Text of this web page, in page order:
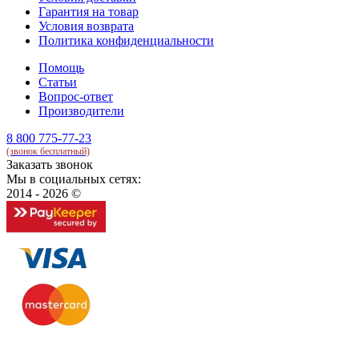
Гарантия на товар
Условия возврата
Политика конфиденциальности
Помощь
Статьи
Вопрос-ответ
Производители
8 800 775-77-23
(звонок бесплатный)
Заказать звонок
Мы в социальных сетях:
2014 - 2026 ©